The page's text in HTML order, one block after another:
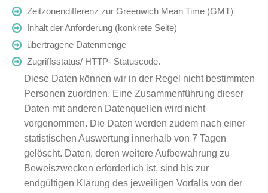
Zeitzonendifferenz zur Greenwich Mean Time (GMT)
Inhalt der Anforderung (konkrete Seite)
übertragene Datenmenge
Zugriffsstatus/ HTTP- Statuscode.
Diese Daten können wir in der Regel nicht bestimmten
Personen zuordnen. Eine Zusammenführung dieser
Daten mit anderen Datenquellen wird nicht
vorgenommen. Die Daten werden zudem nach einer
statistischen Auswertung innerhalb von 7 Tagen
gelöscht. Daten, deren weitere Aufbewahrung zu
Beweiszwecken erforderlich ist, sind bis zur
endgültigen Klärung des jeweiligen Vorfalls von der